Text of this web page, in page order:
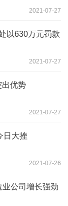
2021-07-27
以630万元罚款
2021-07-27
出优势
2021-07-27
日大挫
2021-07-26
公司增长强劲